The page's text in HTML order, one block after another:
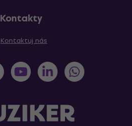
Kontakty
Kontaktuj nás